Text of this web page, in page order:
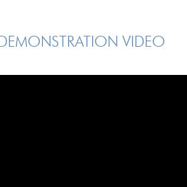
DEMONSTRATION VIDEO